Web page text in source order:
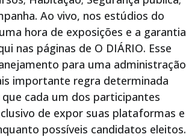
Ao vivo, nos estúdios do
hora de exposições e a garantia
nas páginas de O DIÁRIO. Esse
para uma administração
importante regra determinada
cada um dos participantes
de expor suas plataformas e
possíveis candidatos eleitos.